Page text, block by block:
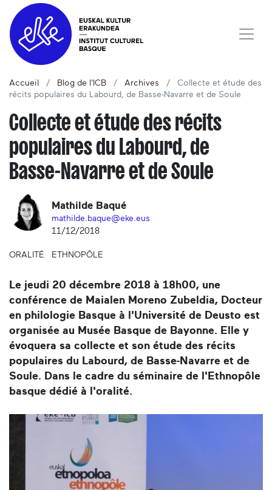
Accueil Blog de l'ICB Archives
Collecte et étude des
récits populaires du Labourd, de Basse-Navarre et de Soule
Collecte et étude des récits
populaires du Labourd, de
Basse-Navarre et de Soule
Mathilde Baqué
mathilde.baque@eke.eus
11/12/2018
ORALITÉ ETHNOPÔLE
Le jeudi 20 décembre 2018 à 18h00, une
conférence de Maialen Moreno Zubeldia, Docteur
en philologie Basque à l'Université de Deusto est
organisée au Musée Basque de Bayonne. Elle y
évoquera sa collecte et son étude des récits
populaires du Labourd, de Basse-Navarre et de
Soule. Dans le cadre du séminaire de l'Ethnopôle
basque dédié à l'oralité.